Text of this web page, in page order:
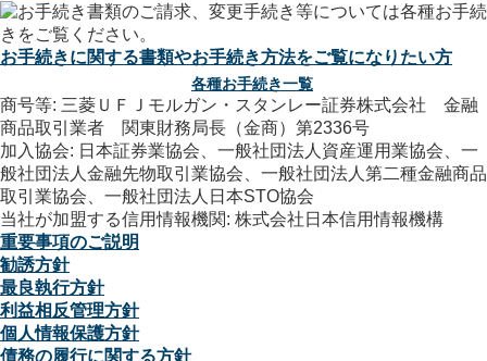
お手続きに関する書類やお手続き方法をご覧になりたい方
各種お手続き一覧
商号等: 三菱ＵＦＪモルガン・スタンレー証券株式会社 金融
商品取引業者 関東財務局長（金商）第2336号
加入協会: 日本証券業協会、一般社団法人資産運用業協会、一
般社団法人金融先物取引業協会、一般社団法人第二種金融商品
取引業協会、一般社団法人日本STO協会
当社が加盟する信用情報機関: 株式会社日本信用情報機構
重要事項のご説明
勧誘方針
最良執行方針
利益相反管理方針
個人情報保護方針
債務の履行に関する方針